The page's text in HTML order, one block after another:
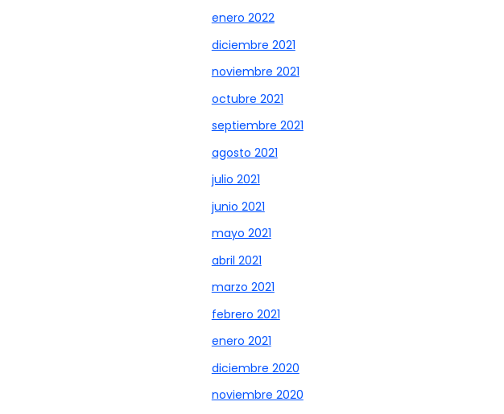
enero 2022
diciembre 2021
noviembre 2021
octubre 2021
septiembre 2021
agosto 2021
julio 2021
junio 2021
mayo 2021
abril 2021
marzo 2021
febrero 2021
enero 2021
diciembre 2020
noviembre 2020